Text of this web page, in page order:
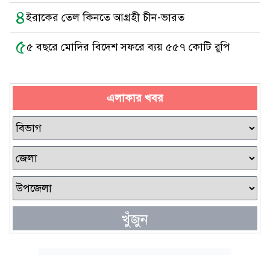
৪ইরাকের তেল কিনতে আগ্রহী চীন-ভারত
৫৫ বছরে মোদির বিদেশ সফরে ব্যয় ৫৫৭ কোটি রুপি
এলাকার খবর
খুঁজুন